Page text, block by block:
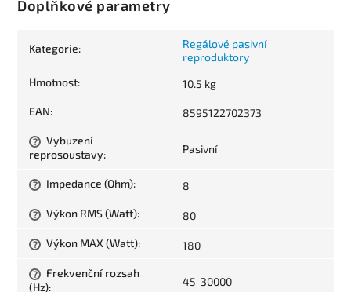
Doplňkové parametry
Kategorie:
Regálové pasivní
reproduktory
Hmotnost: 10.5 kg
EAN: 8595122702373
?
Vybuzení
reprosoustavy: Pasivní
? Impedance (Ohm): 8
? Výkon RMS (Watt): 80
? Výkon MAX (Watt): 180
?
Frekvenční rozsah
(Hz): 45-30000